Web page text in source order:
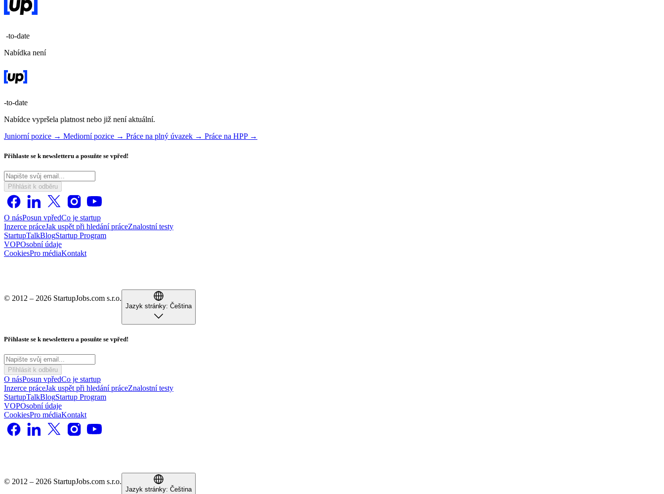
-to-date
Nabídka není
-to-date
Nabídce vypršela platnost nebo již není aktuální.
Juniorní pozice → Mediorní pozice → Práce na plný úvazek → Práce na HPP →
Přihlaste se k newsletteru a posuňte se vpřed!
Přihlásit k odběru
O násPosun vpředCo je startup
Inzerce práceJak uspět při hledání práceZnalostní testy
StartupTalkBlogStartup Program
VOPOsobní údaje
CookiesPro médiaKontakt
© 2012 – 2026 StartupJobs.com s.r.o.
Jazyk stránky: Čeština
Přihlaste se k newsletteru a posuňte se vpřed!
Přihlásit k odběru
O násPosun vpředCo je startup
Inzerce práceJak uspět při hledání práceZnalostní testy
StartupTalkBlogStartup Program
VOPOsobní údaje
CookiesPro médiaKontakt
© 2012 – 2026 StartupJobs.com s.r.o.
Jazyk stránky: Čeština